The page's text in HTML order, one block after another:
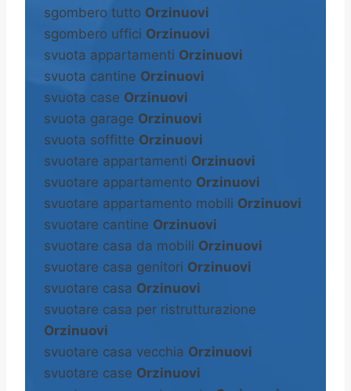
sgombero tutto Orzinuovi
sgombero uffici Orzinuovi
svuota appartamenti Orzinuovi
svuota cantine Orzinuovi
svuota case Orzinuovi
svuota garage Orzinuovi
svuota soffitte Orzinuovi
svuotare appartamenti Orzinuovi
svuotare appartamento Orzinuovi
svuotare appartamento mobili Orzinuovi
svuotare cantine Orzinuovi
svuotare casa da mobili Orzinuovi
svuotare casa genitori Orzinuovi
svuotare casa Orzinuovi
svuotare casa per ristrutturazione
Orzinuovi
svuotare casa vecchia Orzinuovi
svuotare case Orzinuovi